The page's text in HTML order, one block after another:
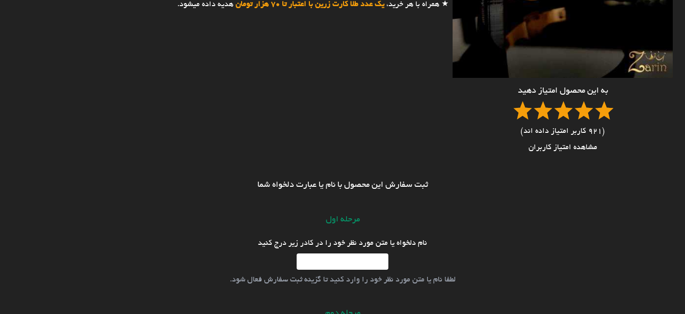
به این محصول امتیاز دهید
(921 کاربر امتیاز داده اند)
مشاهده امتیاز کاربران
★ همراه با هر خرید،یک عدد طلا کارت زرین با اعتبار تا 70 هزار تومان هدیه داده میشود.
ثبت سفارش این محصول با نام یا عبارت دلخواه شما
مرحله اول
نام دلخواه یا متن مورد نظر خود را در کادر زیر درج کنید
لطفا نام یا متن مورد نظر خود را وارد کنید تا گزینه ثبت سفارش فعال شود.